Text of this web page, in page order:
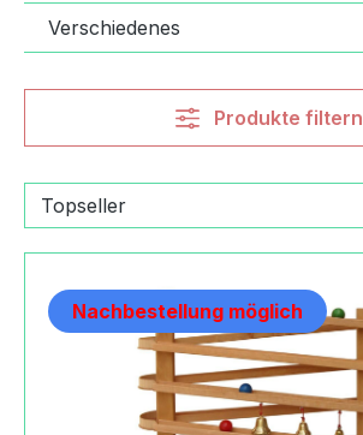
Verschiedenes
Produkte filtern
Nachbestellung möglich